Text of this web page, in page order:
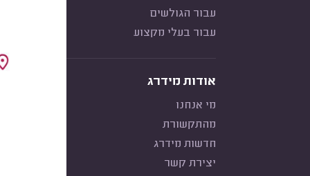
עבור הגולשים
עבור בעלי מקצוע
אודות מידרג
מי אנחנו
מהתקשורת
חדשות מידרג
יצירת קשר